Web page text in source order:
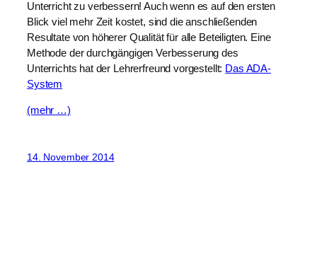
Unterricht zu verbessern! Auch wenn es auf den ersten
Blick viel mehr Zeit kostet, sind die anschließenden
Resultate von höherer Qualität für alle Beteiligten. Eine
Methode der durchgängigen Verbesserung des
Unterrichts hat der Lehrerfreund vorgestellt: Das ADA-
System
(mehr …)
14. November 2014